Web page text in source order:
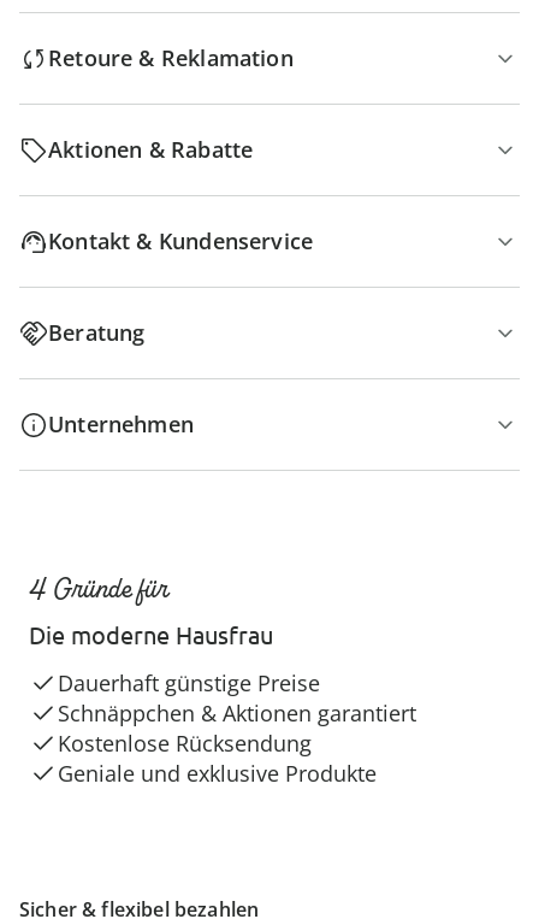
Retoure & Reklamation
Aktionen & Rabatte
Kontakt & Kundenservice
Beratung
Unternehmen
Sicher & flexibel bezahlen
4 Gründe für
Die moderne Hausfrau
Dauerhaft günstige Preise
Schnäppchen & Aktionen garantiert
Kostenlose Rücksendung
Geniale und exklusive Produkte